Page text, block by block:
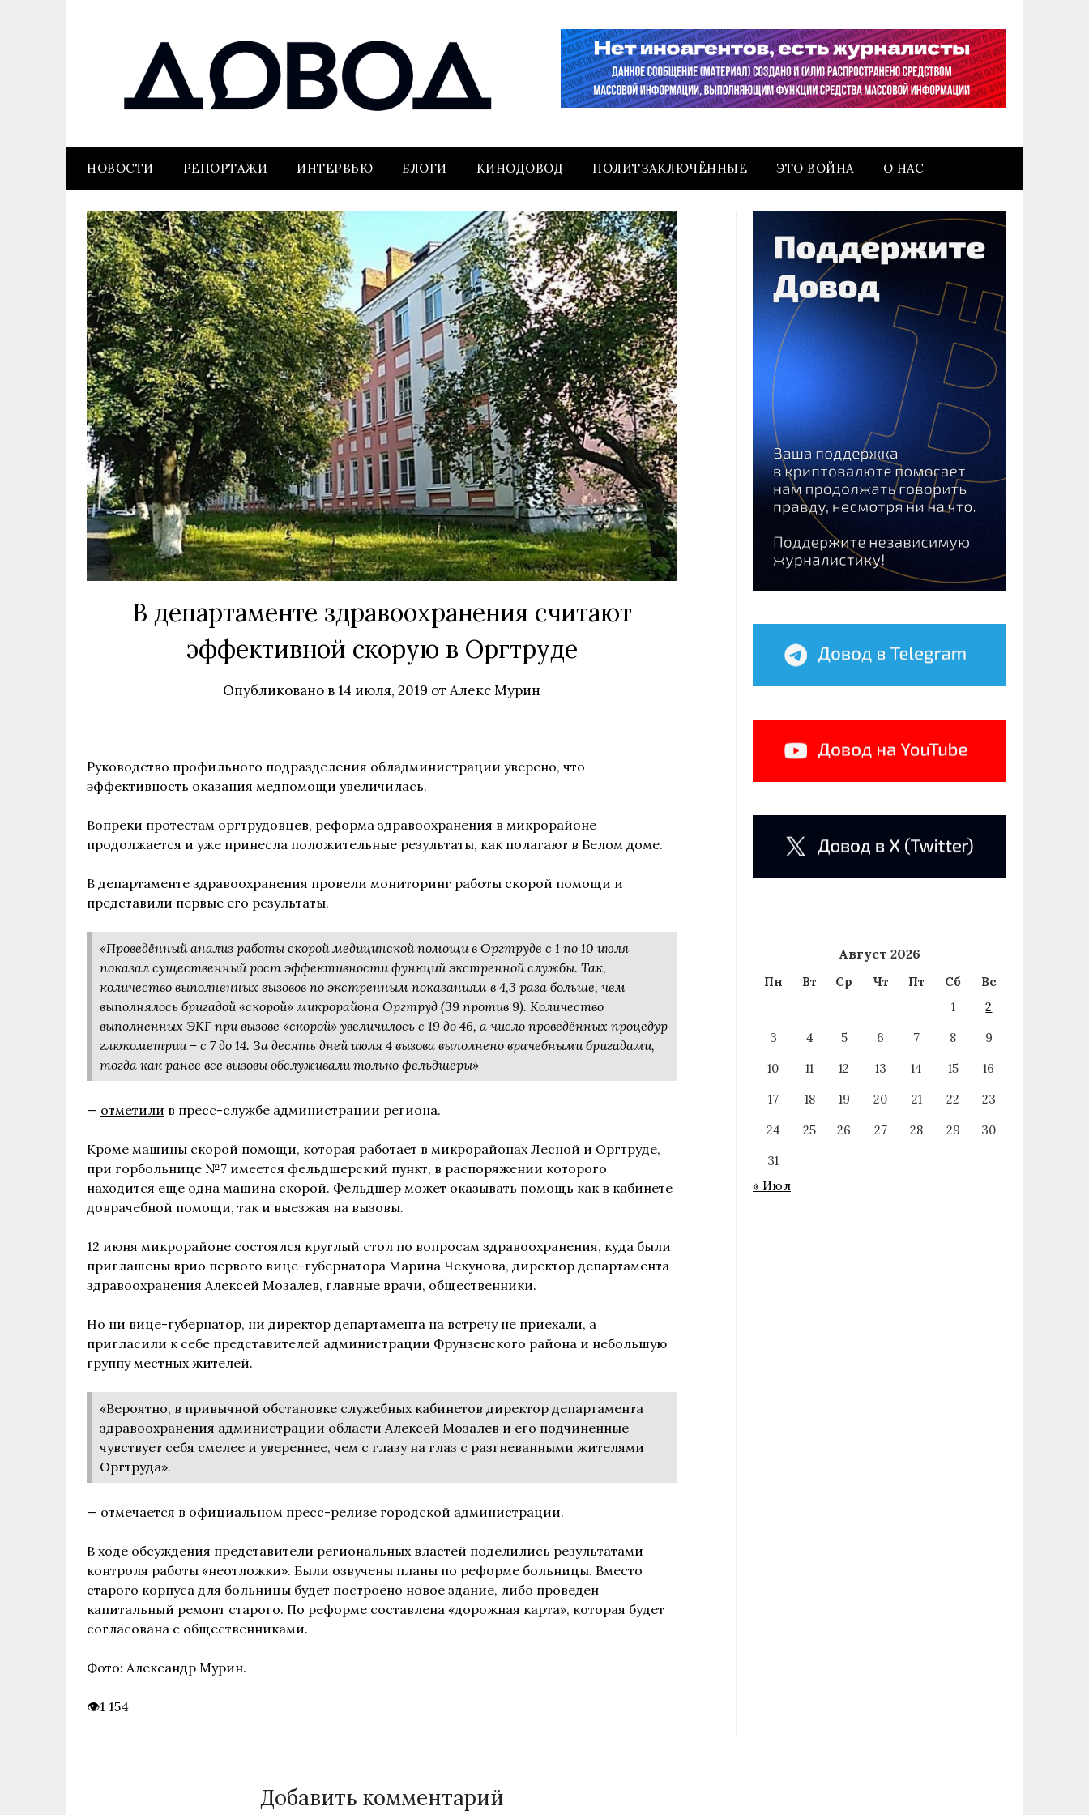
НОВОСТИ РЕПОРТАЖИ ИНТЕРВЬЮ БЛОГИ КИНОДОВОД ПОЛИТЗАКЛЮЧЁННЫЕ ЭТО ВОЙНА О НАС
В департаменте здравоохранения считают
эффективной скорую в Оргтруде
Опубликовано в14 июля, 2019 отАлекс Мурин
Руководство профильного подразделения обладминистрации уверено, что
эффективность оказания медпомощи увеличилась.
Вопреки протестам оргтрудовцев, реформа здравоохранения в микрорайоне
продолжается и уже принесла положительные результаты, как полагают в Белом доме.
В департаменте здравоохранения провели мониторинг работы скорой помощи и
представили первые его результаты.
«Проведённый анализ работы скорой медицинской помощи в Оргтруде с 1 по 10 июля
показал существенный рост эффективности функций экстренной службы. Так,
количество выполненных вызовов по экстренным показаниям в 4,3 раза больше, чем
выполнялось бригадой «скорой» микрорайона Оргтруд (39 против 9). Количество
выполненных ЭКГ при вызове «скорой» увеличилось с 19 до 46, а число проведённых процедур
глюкометрии – с 7 до 14. За десять дней июля 4 вызова выполнено врачебными бригадами,
тогда как ранее все вызовы обслуживали только фельдшеры»
— отметили в пресс-службе администрации региона.
Кроме машины скорой помощи, которая работает в микрорайонах Лесной и Оргтруде,
при горбольнице №7 имеется фельдшерский пункт, в распоряжении которого
находится еще одна машина скорой. Фельдшер может оказывать помощь как в кабинете
доврачебной помощи, так и выезжая на вызовы.
12 июня микрорайоне состоялся круглый стол по вопросам здравоохранения, куда были
приглашены врио первого вице-губернатора Марина Чекунова, директор департамента
здравоохранения Алексей Мозалев, главные врачи, общественники.
Но ни вице-губернатор, ни директор департамента на встречу не приехали, а
пригласили к себе представителей администрации Фрунзенского района и небольшую
группу местных жителей.
«Вероятно, в привычной обстановке служебных кабинетов директор департамента
здравоохранения администрации области Алексей Мозалев и его подчиненные
чувствует себя смелее и увереннее, чем с глазу на глаз с разгневанными жителями
Оргтруда».
— отмечается в официальном пресс-релизе городской администрации.
В ходе обсуждения представители региональных властей поделились результатами
контроля работы «неотложки». Были озвучены планы по реформе больницы. Вместо
старого корпуса для больницы будет построено новое здание, либо проведен
капитальный ремонт старого. По реформе составлена «дорожная карта», которая будет
согласована с общественниками.
Фото: Александр Мурин.
1 154
Добавить комментарий
Август 2026
Пн Вт Ср Чт Пт Сб
Вс
1
2
3
4 5 6 7 8
9
10
11 12 13 14 15
16
17
18 19 20 21 22
23
24
25 26 27 28 29
30
31
« Июл